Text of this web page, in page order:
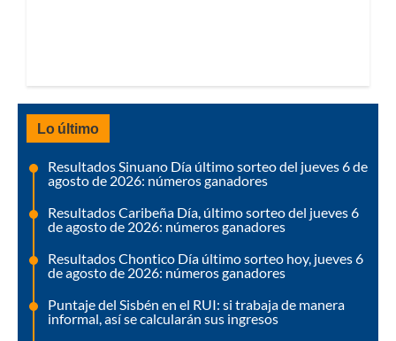
Lo último
Resultados Sinuano Día último sorteo del jueves 6 de
agosto de 2026: números ganadores
Resultados Caribeña Día, último sorteo del jueves 6
de agosto de 2026: números ganadores
Resultados Chontico Día último sorteo hoy, jueves 6
de agosto de 2026: números ganadores
Puntaje del Sisbén en el RUI: si trabaja de manera
informal, así se calcularán sus ingresos